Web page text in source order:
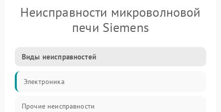
Неисправности микроволновой
печи Siemens
Виды неисправностей
Электроника
Прочие неисправности